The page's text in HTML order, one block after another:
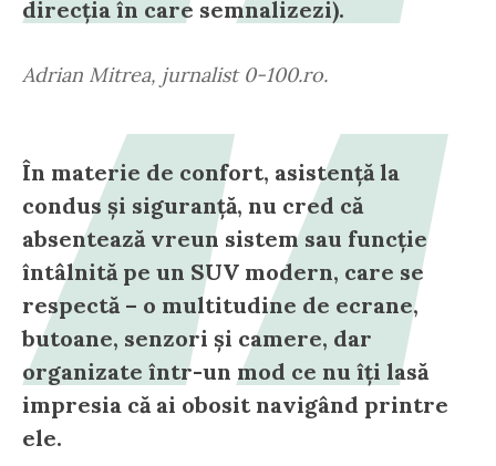
direcția în care semnalizezi).
Adrian Mitrea, jurnalist 0-100.ro.
În materie de confort, asistență la
condus și siguranță, nu cred că
absentează vreun sistem sau funcție
întâlnită pe un SUV modern, care se
respectă – o multitudine de ecrane,
butoane, senzori și camere, dar
organizate într-un mod ce nu îți lasă
impresia că ai obosit navigând printre
ele.